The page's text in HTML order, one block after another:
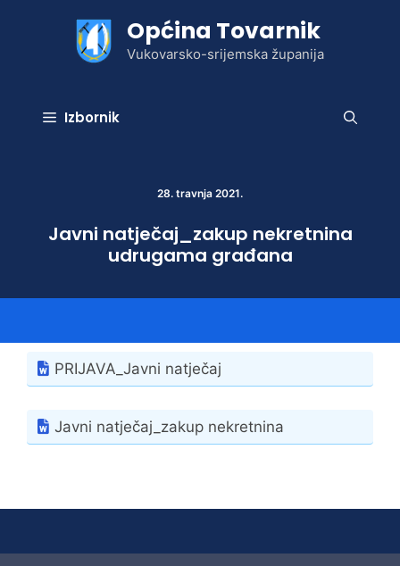
Općina Tovarnik
Vukovarsko-srijemska županija
Izbornik
28. travnja 2021.
Javni natječaj_zakup nekretnina
udrugama građana
PRIJAVA_Javni natječaj
Javni natječaj_zakup nekretnina